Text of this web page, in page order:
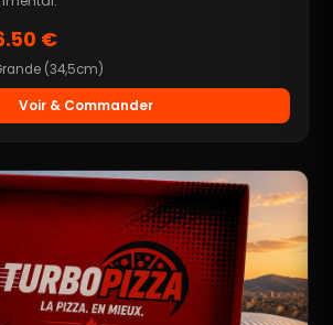
€
(34,5cm)
Voir & Commander